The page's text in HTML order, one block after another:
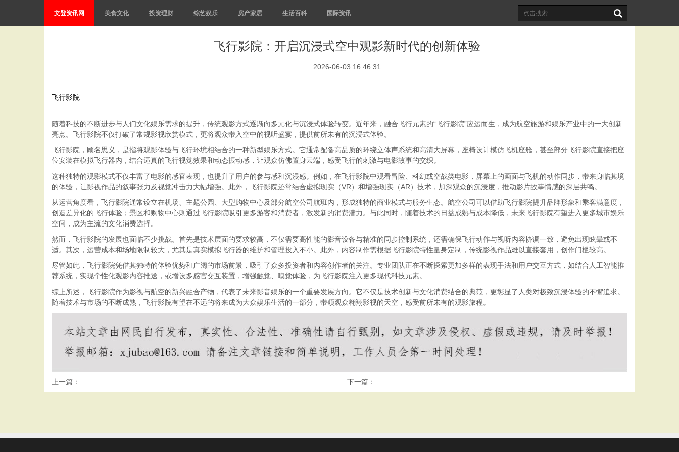
文登资讯网 美食文化 投资理财 综艺娱乐 房产家居 生活百科 国际资讯
飞行影院：开启沉浸式空中观影新时代的创新体验
2026-06-03 16:46:31
飞行影院
随着科技的不断进步与人们文化娱乐需求的提升，传统观影方式逐渐向多元化与沉浸式体验转变。近年来，融合飞行元素的“飞行影院”应运而生，成为航空旅游和娱乐产业中的一大创新
亮点。飞行影院不仅打破了常规影视欣赏模式，更将观众带入空中的视听盛宴，提供前所未有的沉浸式体验。
飞行影院，顾名思义，是指将观影体验与飞行环境相结合的一种新型娱乐方式。它通常配备高品质的环绕立体声系统和高清大屏幕，座椅设计模仿飞机座舱，甚至部分飞行影院直接把座
位安装在模拟飞行器内，结合逼真的飞行视觉效果和动态振动感，让观众仿佛置身云端，感受飞行的刺激与电影故事的交织。
这种独特的观影模式不仅丰富了电影的感官表现，也提升了用户的参与感和沉浸感。例如，在飞行影院中观看冒险、科幻或空战类电影，屏幕上的画面与飞机的动作同步，带来身临其境
的体验，让影视作品的叙事张力及视觉冲击力大幅增强。此外，飞行影院还常结合虚拟现实（VR）和增强现实（AR）技术，加深观众的沉浸度，推动影片故事情感的深层共鸣。
从运营角度看，飞行影院通常设立在机场、主题公园、大型购物中心及部分航空公司航班内，形成独特的商业模式与服务生态。航空公司可以借助飞行影院提升品牌形象和乘客满意度，
创造差异化的飞行体验；景区和购物中心则通过飞行影院吸引更多游客和消费者，激发新的消费潜力。与此同时，随着技术的日益成熟与成本降低，未来飞行影院有望进入更多城市娱乐
空间，成为主流的文化消费选择。
然而，飞行影院的发展也面临不少挑战。首先是技术层面的要求较高，不仅需要高性能的影音设备与精准的同步控制系统，还需确保飞行动作与视听内容协调一致，避免出现眩晕或不
适。其次，运营成本和场地限制较大，尤其是真实模拟飞行器的维护和管理投入不小。此外，内容制作需根据飞行影院特性量身定制，传统影视作品难以直接套用，创作门槛较高。
尽管如此，飞行影院凭借其独特的体验优势和广阔的市场前景，吸引了众多投资者和内容创作者的关注。专业团队正在不断探索更加多样的表现手法和用户交互方式，如结合人工智能推
荐系统，实现个性化观影内容推送，或增设多感官交互装置，增强触觉、嗅觉体验，为飞行影院注入更多现代科技元素。
综上所述，飞行影院作为影视与航空的新兴融合产物，代表了未来影音娱乐的一个重要发展方向。它不仅是技术创新与文化消费结合的典范，更彰显了人类对极致沉浸体验的不懈追求。
随着技术与市场的不断成熟，飞行影院有望在不远的将来成为大众娱乐生活的一部分，带领观众翱翔影视的天空，感受前所未有的观影旅程。
上一篇： 下一篇：